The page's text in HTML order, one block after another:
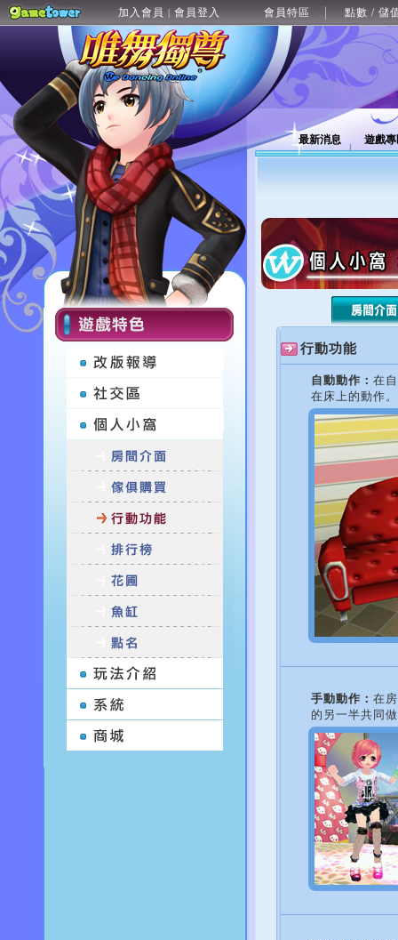
加入會員 | 會員登入 會員特區 點數 / 儲
最新消息 遊戲
行動功能
自動動作： 在
在床上的動作。
手動動作： 在
的另一半共同